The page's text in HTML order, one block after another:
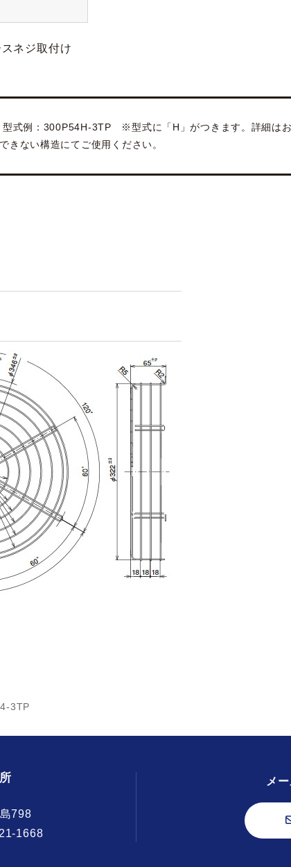
ネジ取付け
式例：300P54H-3TP ※型式に「H」がつきます。詳細は
きない構造にてご使用ください。
3TP
メ
798
1668